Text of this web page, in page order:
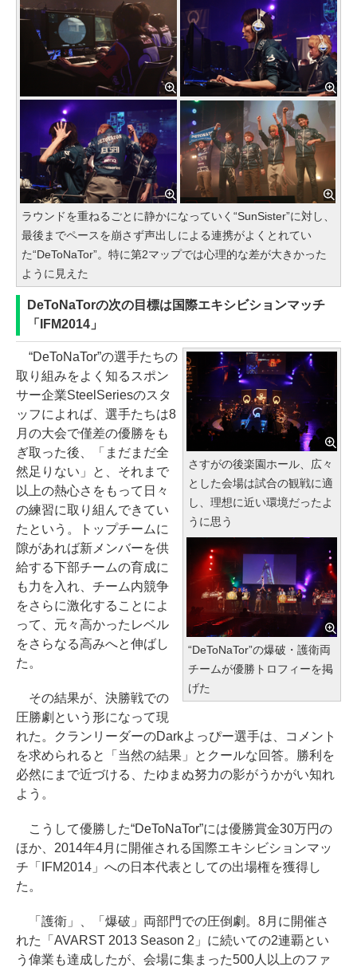
ラウンドを重ねるごとに静かになっていく“SunSister”に対し、
最後までペースを崩さず声出しによる連携がよくとれてい
た“DeToNaTor”。特に第2マップでは心理的な差が大きかった
ように見えた
DeToNaTorの次の目標は国際エキシビションマッチ
「IFM2014」
さすがの後楽園ホール、広々
とした会場は試合の観戦に適
し、理想に近い環境だったよ
うに思う
“DeToNaTor”の爆破・護衛両
チームが優勝トロフィーを掲
げた
“DeToNaTor”の選手たちの
取り組みをよく知るスポン
サー企業SteelSeriesのスタ
ッフによれば、選手たちは8
月の大会で僅差の優勝をも
ぎ取った後、「まだまだ全
然足りない」と、それまで
以上の熱心さをもって日々
の練習に取り組んできてい
たという。トップチームに
隙があれば新メンバーを供
給する下部チームの育成に
も力を入れ、チーム内競争
をさらに激化することによ
って、元々高かったレベル
をさらなる高みへと伸ばし
た。
その結果が、決勝戦での
圧勝劇という形になって現
れた。クランリーダーのDarkよっぴー選手は、コメント
を求められると「当然の結果」とクールな回答。勝利を
必然にまで近づける、たゆまぬ努力の影がうかがい知れ
よう。
こうして優勝した“DeToNaTor”には優勝賞金30万円の
ほか、2014年4月に開催される国際エキシビションマッ
チ「IFM2014」への日本代表としての出場権を獲得し
た。
「護衛」、「爆破」両部門での圧倒劇。8月に開催さ
れた「AVARST 2013 Season 2」に続いての2連覇とい
う偉業も達成したが、会場に集まった500人以上のファ